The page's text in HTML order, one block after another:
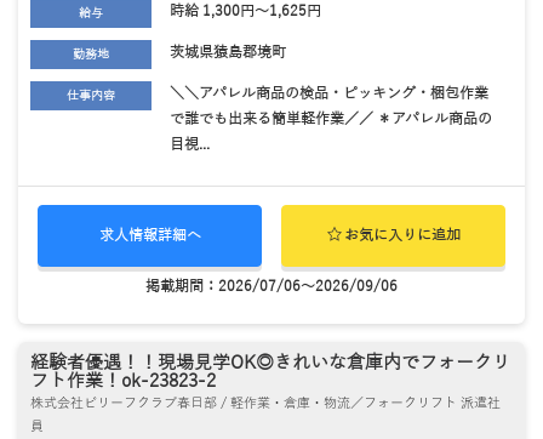
給与 時給 1,300円～1,625円
勤務地 茨城県猿島郡境町
仕事内容
＼＼アパレル商品の検品・ピッキング・梱包作業
で誰でも出来る簡単軽作業／／ ＊アパレル商品の
目視...
求人情報詳細へ お気に入りに追加
掲載期間：2026/07/06～2026/09/06
経験者優遇！！現場見学OK◎きれいな倉庫内でフォークリ
フト作業！ok-23823-2
株式会社ビリーフクラブ春日部 / 軽作業・倉庫・物流／フォークリフト 派遣社
員